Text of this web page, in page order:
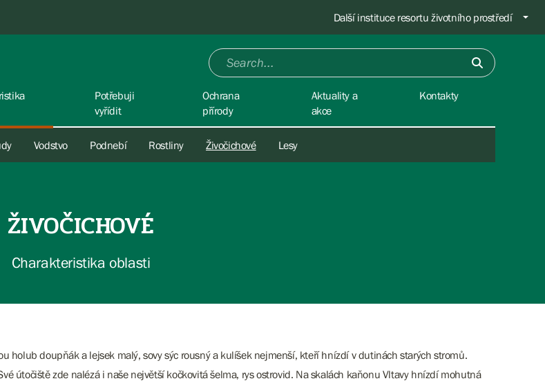
Další instituce resortu životního prostředí
Vodstvo Podnebí Rostliny Živočichové Lesy
Potřebuji
vyřídit
Ochrana
přírody
Aktuality a
akce
Kontakty
ŽIVOČICHOVÉ
Charakteristika oblasti
holub doupňák a lejsek malý, sovy sýc rousný a kulíšek nejmenší, kteří hnízdí v dutinách starých stromů.
útočiště zde nalézá i naše největší kočkovitá šelma, rys ostrovid. Na skalách kaňonu Vltavy hnízdí mohutná